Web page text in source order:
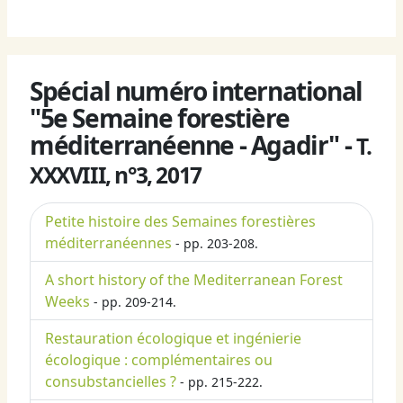
Spécial numéro international
"5e Semaine forestière
méditerranéenne - Agadir" -T.
XXXVIII, n°3, 2017
Petite histoire des Semaines forestières
méditerranéennes - pp. 203-208.
A short history of the Mediterranean Forest
Weeks - pp. 209-214.
Restauration écologique et ingénierie
écologique : complémentaires ou
consubstancielles ? - pp. 215-222.